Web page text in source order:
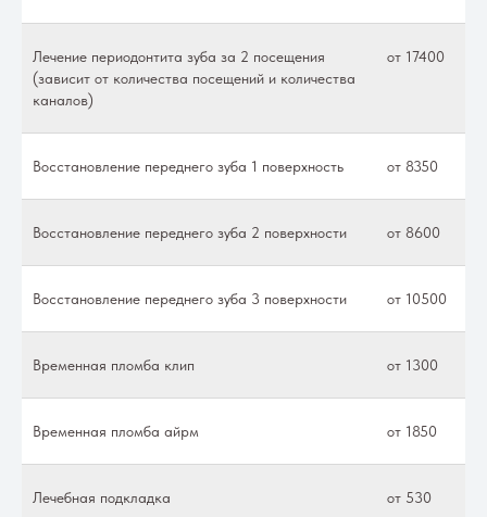
Лечение периодонтита зуба за 2 посещения
(зависит от количества посещений и количества
каналов)
от 17400
Восстановление переднего зуба 1 поверхность от 8350
Восстановление переднего зуба 2 поверхности от 8600
Восстановление переднего зуба 3 поверхности от 10500
Временная пломба клип от 1300
Временная пломба айрм от 1850
Лечебная подкладка от 530